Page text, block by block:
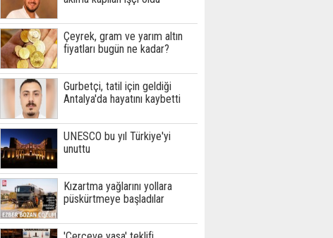
Çeyrek, gram ve yarım altın
fiyatları bugün ne kadar?
Gurbetçi, tatil için geldiği
Antalya'da hayatını kaybetti
UNESCO bu yıl Türkiye'yi
unuttu
Kızartma yağlarını yollara
püskürtmeye başladılar